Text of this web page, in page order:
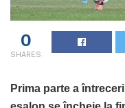
0
SHARES
Prima parte a